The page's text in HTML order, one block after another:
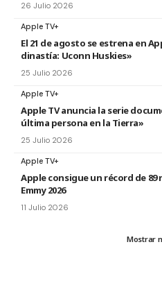
26 Julio 2026
Apple TV+
El 21 de agosto se estrena en
dinastía: Uconn Huskies»
25 Julio 2026
Apple TV+
Apple TV anuncia la serie
última persona en la Tierra»
25 Julio 2026
Apple TV+
Apple consigue un récord de 89
Emmy 2026
11 Julio 2026
Mostrar